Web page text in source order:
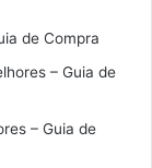
de Compra
– Guia de
– Guia de